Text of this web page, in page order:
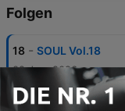
Folgen
18 - SOUL Vol.18
02 Jun. 2026
17 - SOUL Vol. 17